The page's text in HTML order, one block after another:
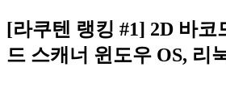
[라쿠텐 랭킹 #1] 2D 바
드 스캐너 윈도우 OS, 리